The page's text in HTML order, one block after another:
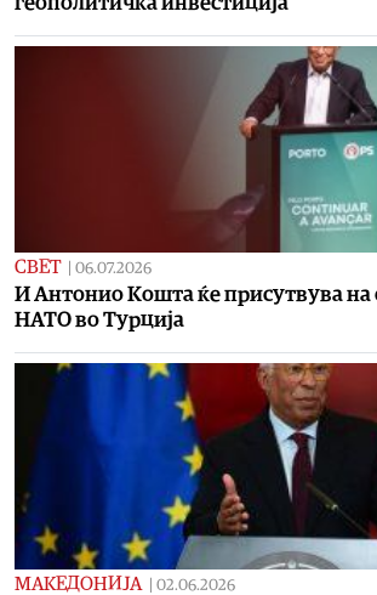
СВЕТ | 06.07.2026
И Антонио Кошта ќе присутвува на
НАТО во Турција
МАКЕДОНИЈА | 02.06.2026